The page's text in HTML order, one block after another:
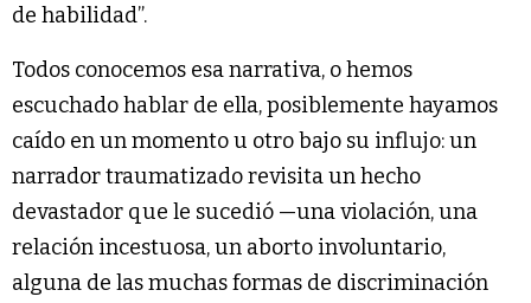
de habilidad”.
Todos conocemos esa narrativa, o hemos
escuchado hablar de ella, posiblemente hayamos
caído en un momento u otro bajo su influjo: un
narrador traumatizado revisita un hecho
devastador que le sucedió —una violación, una
relación incestuosa, un aborto involuntario,
alguna de las muchas formas de discriminación